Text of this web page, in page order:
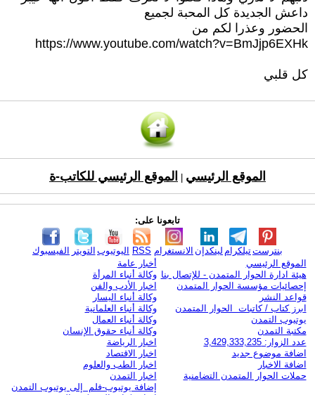
داعش الجديدة كل المحبة لجميع
الحضور وعذرا لكم من
https://www.youtube.com/watch?v=BmJjp6EXHk
كل قلبي
الموقع الرئيسي الموقع الرئيسي للكاتب-ة
تابعونا على:
الفيسبوك التويتر اليوتيوب RSS الانستغرام لينكدإن تيلكرامبنترست
الموقع الرئيسي
هيئة ادارة الحوار المتمدن - للإتصال بنا
إحصائيات مؤسسة الحوار المتمدن
قواعد النشر
ابرز كتاب / كاتبات الحوار المتمدن
يوتيوب التمدن
مكتبة التمدن
عدد الزوار: 3,429,333,235
اضافة موضوع جديد
اضافة الاخبار
حملات الحوار المتمدن التضامنية
أخبار عامة
وكالة أنباء المرأة
اخبار الأدب والفن
وكالة أنباء اليسار
وكالة أنباء العلمانية
وكالة أنباء العمال
وكالة أنباء حقوق الإنسان
اخبار الرياضة
اخبار الاقتصاد
اخبار الطب والعلوم
اخبار التمدن
إضافة يوتيوب-فلم إلى يوتيوب التمدن